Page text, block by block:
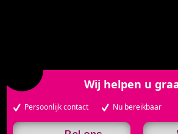
Wij helpen u
Persoonlijk contact Nu bereikbaar